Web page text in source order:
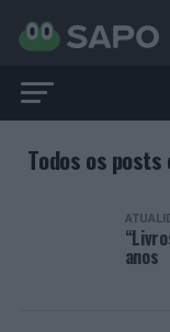
Todos os
anos